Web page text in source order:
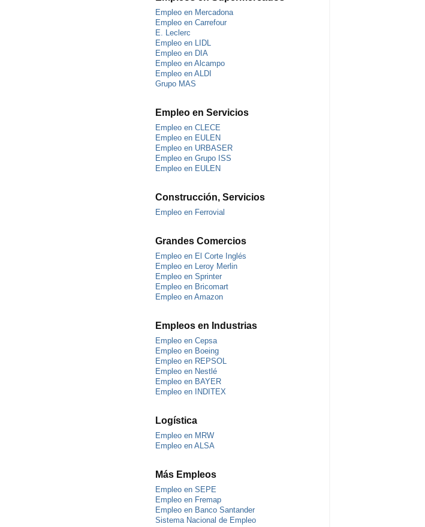
Empleo en Mercadona
Empleo en Carrefour
E. Leclerc
Empleo en LIDL
Empleo en DIA
Empleo en Alcampo
Empleo en ALDI
Grupo MAS
Empleo en Servicios
Empleo en CLECE
Empleo en EULEN
Empleo en URBASER
Empleo en Grupo ISS
Empleo en EULEN
Construcción, Servicios
Empleo en Ferrovial
Grandes Comercios
Empleo en El Corte Inglés
Empleo en Leroy Merlin
Empleo en Sprinter
Empleo en Bricomart
Empleo en Amazon
Empleos en Industrias
Empleo en Cepsa
Empleo en Boeing
Empleo en REPSOL
Empleo en Nestlé
Empleo en BAYER
Empleo en INDITEX
Logística
Empleo en MRW
Empleo en ALSA
Más Empleos
Empleo en SEPE
Empleo en Fremap
Empleo en Banco Santander
Sistema Nacional de Empleo